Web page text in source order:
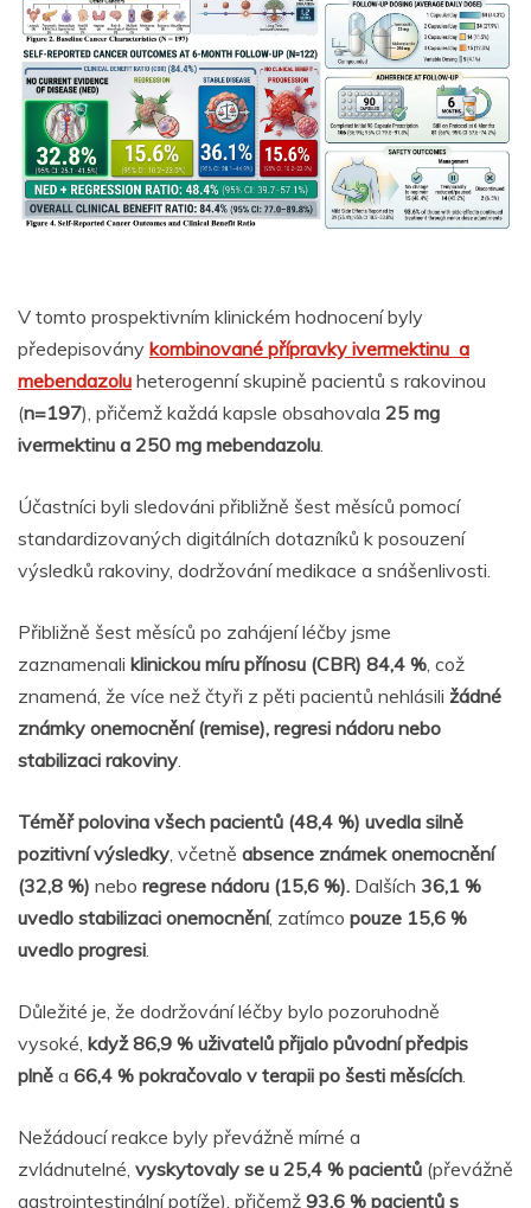
V tomto prospektivním klinickém hodnocení byly
předepisovány kombinované přípravky ivermektinu a
mebendazolu heterogenní skupině pacientů s rakovinou
(n=197), přičemž každá kapsle obsahovala 25 mg
ivermektinu a 250 mg mebendazolu
Účastníci byli sledováni přibližně šest měsíců pomocí
standardizovaných digitálních dotazníků k posouzení
výsledků rakoviny, dodržování medikace a snášenlivosti.
Přibližně šest měsíců po zahájení léčby jsme
zaznamenali klinickou míru přínosu (CBR) 84,4 % , což
znamená, že více než čtyři z pěti pacientů nehlásili žádné
známky onemocnění (remise), regresi nádoru nebo
stabilizaci rakoviny
Téměř polovina všech pacientů (48,4 %) uvedla silně
pozitivní výsledky , včetně absence známek onemocnění
(32,8 %) nebo regrese nádoru (15,6 %). Dalších 36,1 %
uvedlo stabilizaci onemocnění, zatímco pouze 15,6 %
uvedlo progresi
Důležité je, že dodržování léčby bylo pozoruhodně
vysoké, když 86,9 % uživatelů přijalo původní předpis
plně a 66,4 % pokračovalo v terapii po šesti měsících
Nežádoucí reakce byly převážně mírné a
zvládnutelné, vyskytovaly se u 25,4 % pacientů (převážně
gastrointestinální potíže), přičemž 93,6 % pacientů s